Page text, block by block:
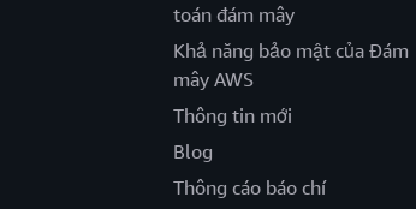
toán đám mây
Khả năng bảo mật của Đám
mây AWS
Thông tin mới
Blog
Thông cáo báo chí